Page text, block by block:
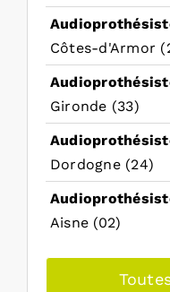
Côtes-d'Armor
Gironde (33)
Dordogne (24)
Aisne (02)